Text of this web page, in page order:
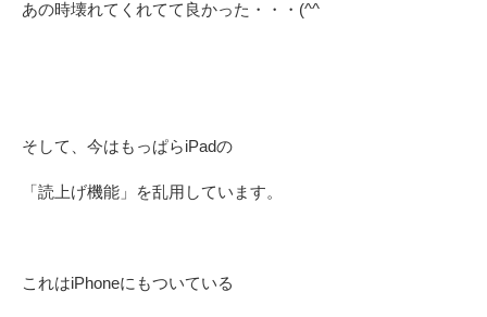
あの時壊れてくれてて良かった・・・(^^ゞ
そして、今はもっぱらiPadの
「読上げ機能」を乱用しています。
これはiPhoneにもついている